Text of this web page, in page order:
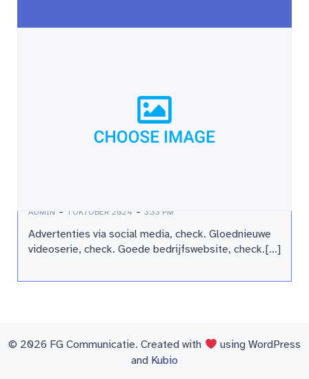
ADMIN - 1 OKTOBER 2024 - 3:33 PM
Advertenties via social media, check. Gloednieuwe
videoserie, check. Goede bedrijfswebsite, check.[…]
© 2026 FG Communicatie. Created with
using WordPress
and Kubio